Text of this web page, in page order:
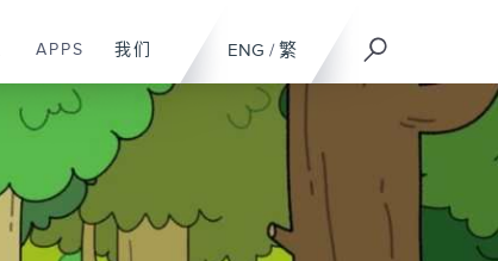
ENG / 繁
APPS 我们